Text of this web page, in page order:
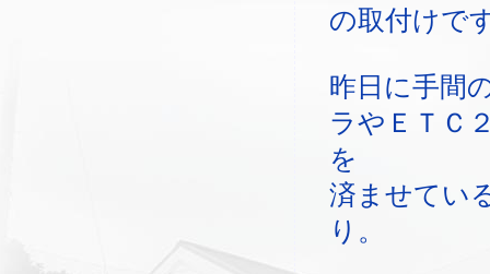
の取付けで
昨日に手間
ラやＥＴＣ
を
済ませてい
り。